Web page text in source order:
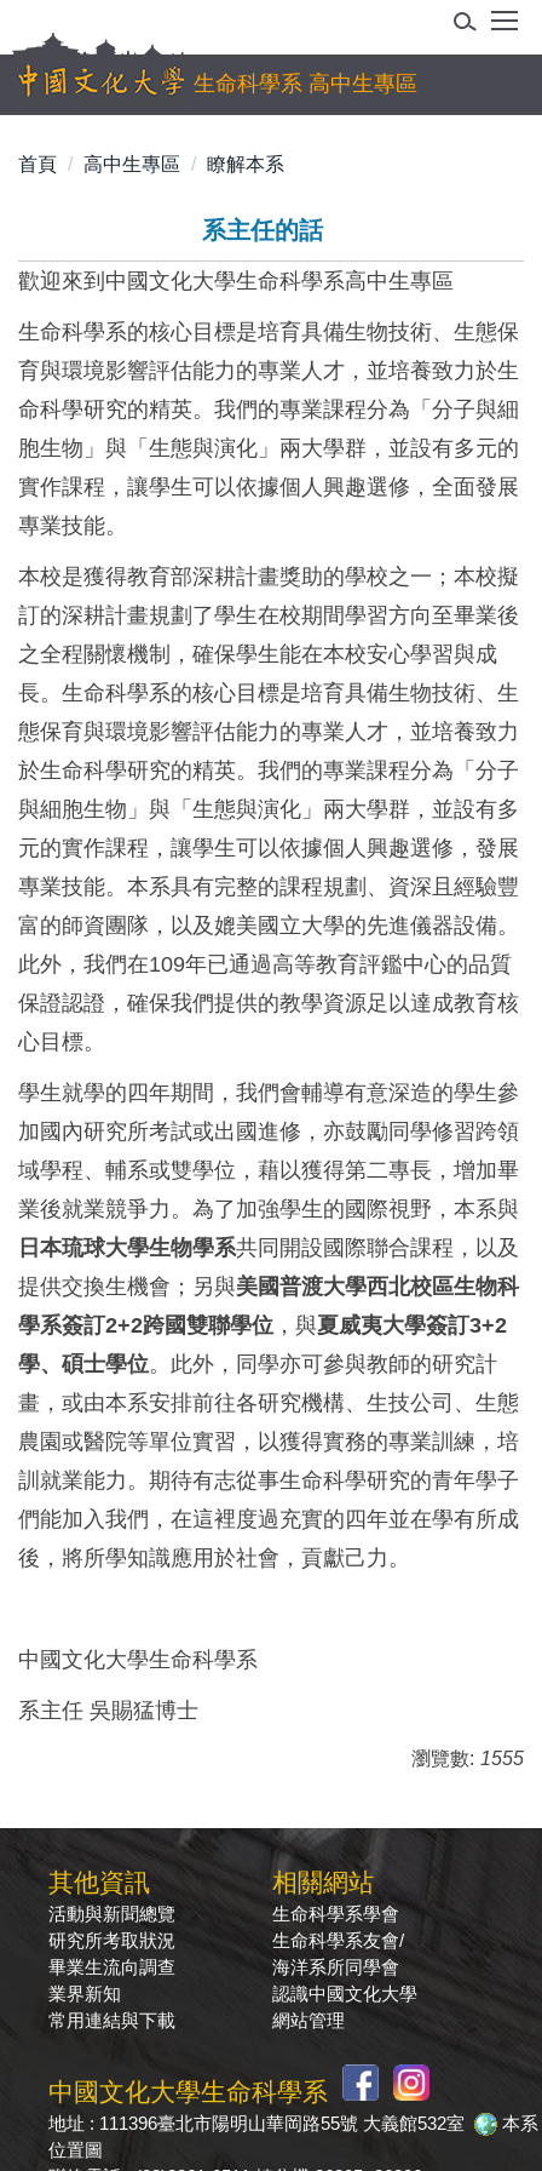
到
主
容
生命科學系 高中生專區
首頁 高中生專區 瞭解本系
系主任的話
歡迎來到中國文化大學生命科學系高中生專區
生命科學系的核心目標是培育具備生物技術、生態保
育與環境影響評估能力的專業人才，並培養致力於生
命科學研究的精英。我們的專業課程分為「分子與細
胞生物」與「生態與演化」兩大學群，並設有多元的
實作課程，讓學生可以依據個人興趣選修，全面發展
專業技能。
本校是獲得教育部深耕計畫獎助的學校之一；本校擬
訂的深耕計畫規劃了學生在校期間學習方向至畢業後
之全程關懷機制，確保學生能在本校安心學習與成
長。生命科學系的核心目標是培育具備生物技術、生
態保育與環境影響評估能力的專業人才，並培養致力
於生命科學研究的精英。我們的專業課程分為「分子
與細胞生物」與「生態與演化」兩大學群，並設有多
元的實作課程，讓學生可以依據個人興趣選修，發展
專業技能。本系具有完整的課程規劃、資深且經驗豐
富的師資團隊，以及媲美國立大學的先進儀器設備。
此外，我們在109年已通過高等教育評鑑中心的品質
保證認證，確保我們提供的教學資源足以達成教育核
心目標。
學生就學的四年期間，我們會輔導有意深造的學生參
加國內研究所考試或出國進修，亦鼓勵同學修習跨領
域學程、輔系或雙學位，藉以獲得第二專長，增加畢
業後就業競爭力。為了加強學生的國際視野，本系與
日本琉球大學生物學系共同開設國際聯合課程，以及
提供交換生機會；另與美國普渡大學西北校區生物科
學系簽訂2+2跨國雙聯學位 ，與夏威夷大學簽訂3+2
學、碩士學位。此外，同學亦可參與教師的研究計
畫，或由本系安排前往各研究機構、生技公司、生態
農園或醫院等單位實習，以獲得實務的專業訓練，培
訓就業能力。期待有志從事生命科學研究的青年學子
們能加入我們，在這裡度過充實的四年並在學有所成
後，將所學知識應用於社會，貢獻己力。
中國文化大學生命科學系
系主任 吳賜猛博士
瀏覽數: 1555
其他資訊
活動與新聞總覽
研究所考取狀況
畢業生流向調查
業界新知
常用連結與下載
相關網站
生命科學系學會
生命科學系友會/
海洋系所同學會
認識中國文化大學
網站管理
中國文化大學生命科學系
地址 : 111396臺北市陽明山華岡路55號 大義館532室
本系
位置圖